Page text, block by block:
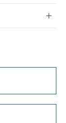
下を必ずお読
認
ス
KR型式
（韓国